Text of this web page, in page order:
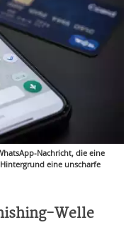
Nachricht, die eine
eine unscharfe
Welle